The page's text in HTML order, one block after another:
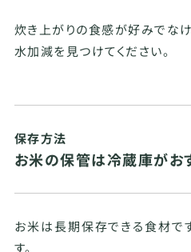
炊き上がりの食感が好みでな
水加減を見つけてください。
保存方法
お米の保管は冷蔵庫がお
お米は長期保存できる食材で
す。